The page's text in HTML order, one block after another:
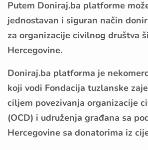
Putem Doniraj.ba platforme
jednostavan i siguran način
za organizacije civilnog društva
Hercegovine.
Doniraj.ba platforma je
koji vodi Fondacija tuzlanske
ciljem povezivanja organizacije
(OCD) i udruženja građana sa
Hercegovine sa donatorima iz